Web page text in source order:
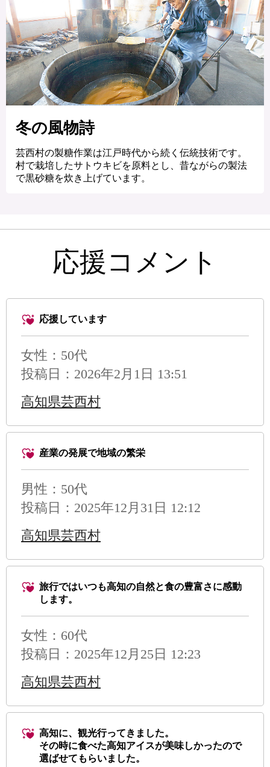
冬の風物詩
芸西村の製糖作業は江戸時代から続く伝統技術です。
村で栽培したサトウキビを原料とし、昔ながらの製法
で黒砂糖を炊き上げています。
応援コメント
応援しています
女性：50代
投稿日：2026年2月1日 13:51
高知県芸西村
産業の発展で地域の繁栄
男性 ：50代
投稿日：2025年12月31日 12:12
高知県芸西村
旅行ではいつも高知の自然と食の豊富さに感動
します。
女性：60代
投稿日：2025年12月25日 12:23
高知県芸西村
高知に、観光行ってきました。
その時に食べた高知アイスが美味しかったので
選ばせてもらいました。